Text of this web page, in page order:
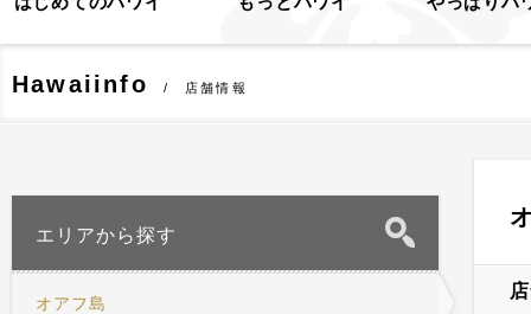
Hawaiinfo 店舗情報
エリアから探す
オアフ島